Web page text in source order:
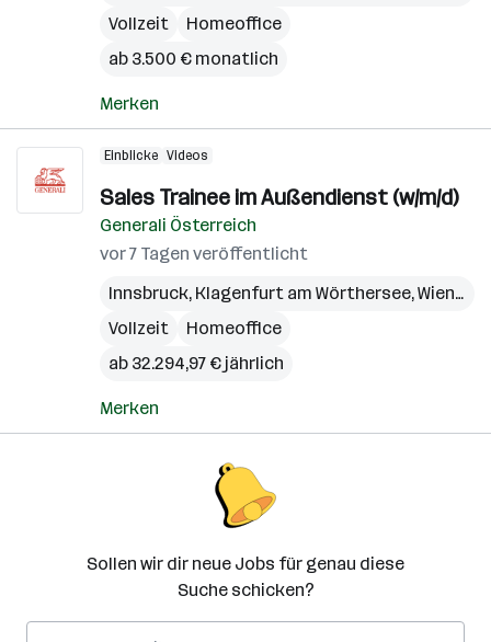
Vollzeit
Homeoffice
ab 3.500 € monatlich
Merken
Einblicke Videos
Sales Trainee im Außendienst (w/m/d)
Generali Österreich
vor 7 Tagen veröffentlicht
Innsbruck, Klagenfurt am Wörthersee,Wien,
Vollzeit
Homeoffice
ab 32.294,97 € jährlich
Merken
Sollen wir dir neue Jobs für genau diese
Suche schicken?